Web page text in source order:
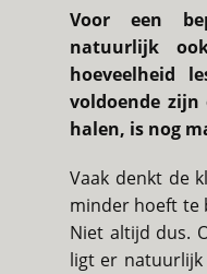
Voor een
natuurlijk
hoeveelheid
voldoende
halen, is nog
Vaak denkt de
minder hoeft te
Niet altijd dus.
ligt er natuurlijk